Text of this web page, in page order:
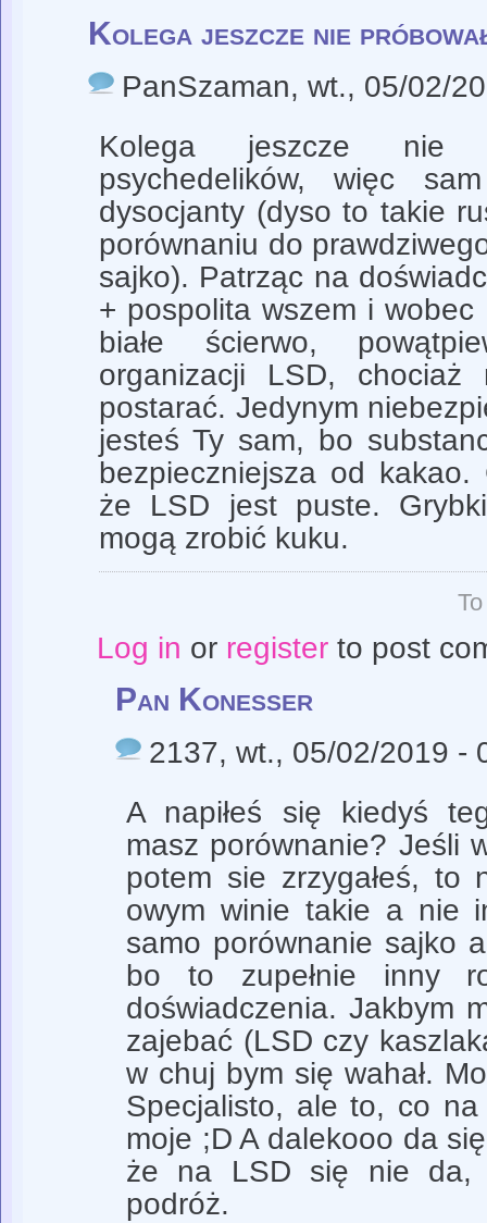
Kolega jeszcze nie
PanSzaman, wt., 05/02/
Kolega jeszcze nie
psychedelików, więc
dysocjanty (dyso to takie
porównaniu do
sajko). Patrząc na
+ pospolita wszem i
białe ścierwo,
organizacji LSD,
postarać. Jedynym
jesteś Ty sam, bo
bezpieczniejsza od
że LSD jest puste.
mogą zrobić kuku.
Log in or registerto post
Pan Konesser
2137, wt., 05/02/2019 -
A napiłeś się kiedyś
masz porównanie? Jeśli
potem sie zrzygałeś, to
owym winie takie a nie
samo porównanie sajko
bo to zupełnie inny
doświadczenia. Jakbym
zajebać (LSD czy
w chuj bym się wahał.
Specjalisto, ale to, co na
moje ;D A dalekooo da
że na LSD się nie da,
podróż.